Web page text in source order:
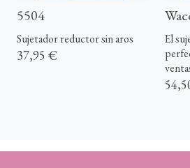
5504
Sujetador reductor sin aros
37,95 €
El